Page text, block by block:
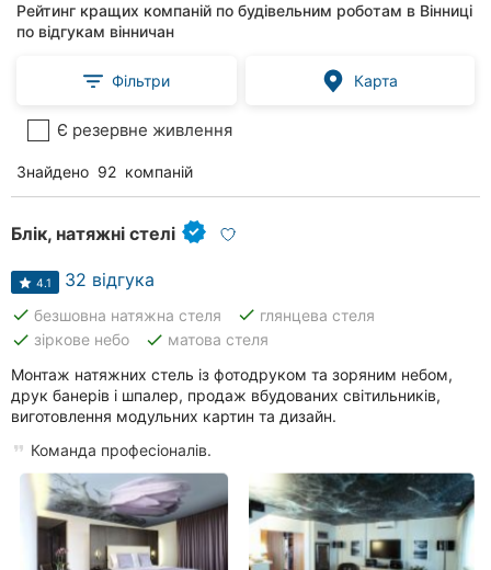
Рейтинг кращих компаній по будівельним роботам в Вінниці
по відгукам вінничан
Фільтри Карта
Є резервне живлення
Знайдено 92 компаній
Блік, натяжні стелі
4.1 32 відгука
done безшовна натяжна стеля done глянцева стеля
done зіркове небо done матова стеля
Монтаж натяжних стель із фотодруком та зоряним небом,
друк банерів і шпалер, продаж вбудованих світильників,
виготовлення модульних картин та дизайн.
Команда професіоналів.